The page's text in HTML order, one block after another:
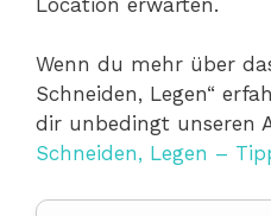
Wenn du mehr über
Schneiden, Legen“
dir unbedingt unseren
Schneiden, Legen –